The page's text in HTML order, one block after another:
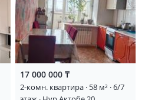
17 000 000 ₸
2-комн. квартира · 58 м² · 6/7